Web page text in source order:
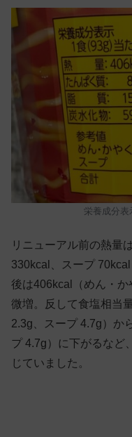
栄養成分表
リニューアル前の熱量
330kcal
、スープ
後は406kcal（めん・か
微増。反して食塩相当
2.3g 、スープ 4.7g）か
プ 4.7g）に下がるなど
じていました。